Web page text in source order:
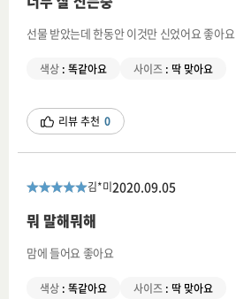
선물 받았는데 한동안 이것만 신었어요 좋아요
색상 : 똑같아요 사이즈 : 딱 맞아요
리뷰 추천 0
김*미2020.09.05
뭐 말해뭐해
맘에 들어요 좋아요
색상 : 똑같아요 사이즈 : 딱 맞아요